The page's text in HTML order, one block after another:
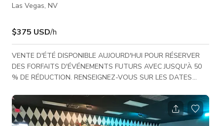
Las Vegas, NV
$375 USD/h
VENTE D'ÉTÉ DISPONIBLE AUJOURD'HUI POUR RÉSERVER
DES FORFAITS D'ÉVÉNEMENTS FUTURS AVEC JUSQU'À 50
% DE RÉDUCTION. RENSEIGNEZ-VOUS SUR LES DATES
avec des possibilités illimitées d'événements. Cet espace crée
une ambiance parfaite pour votre prochain événement,
tournage vidéo, séance photo, réunion d'affaires ou